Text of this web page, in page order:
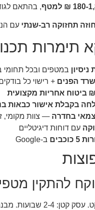
₪ למטף , בהתאם
חוזה תחזוקה רב-שנתי עם הנחה של 15-25% מהמחיר השנתי — מתאים
תימרות
במטפים ובכל
הפנים + רישוי כל
בחדרה — צוות מקומי,
עם דוחות דיגיטליים
ב-Google
להתקין
8 שבועות. פרויקט גדול: 2-4 חודשים.